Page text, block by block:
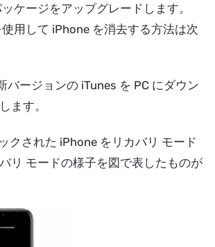
ケージをアップグレードします。
用して iPhone を消去する方法は次
バージョンの iTunes を PC にダウン
ます。
クされた iPhone をリカバリ モード
リ モードの様子を図で表したものが